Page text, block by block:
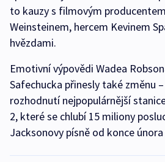
to kauzy s filmovým
Weinsteinem, hercem Kevinem
hvězdami.
Emotivní výpovědi Wadea
Safechucka přinesly také změnu
rozhodnutí nejpopulárnější
2, které se chlubí 15 miliony
Jacksonovy písně od konce